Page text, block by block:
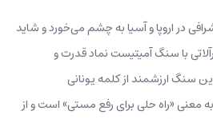
در اروپا و آسیا به چشم می‌خورد و شاید
با سنگ آمیتیست نماد قدرت و
سنگ ارزشمند از کلمه یونانی
معنی «راه حلی برای رفع مستی» است و از